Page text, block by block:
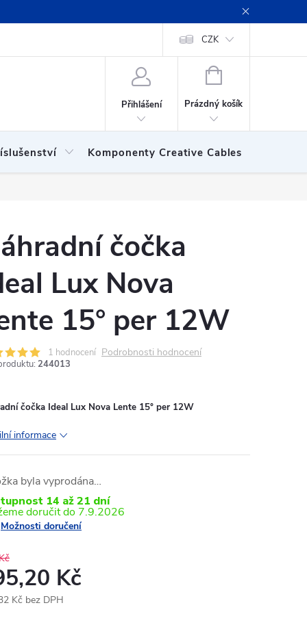
obchodu Podmínky ochrany
CZK
Přihlášení
NÁKUPNÍ
Prázdný košík
Komponenty Creative Cables
čočka
Lux Nova
15° per 12W
1 hodnocení Podrobnosti hodnocení
244013
čočka Ideal Lux Nova Lente 15° per 12W
informace
byla vyprodána…
14 až 21 dní
7.9.2026
Možnosti doručení
Kč
Kč bez DPH